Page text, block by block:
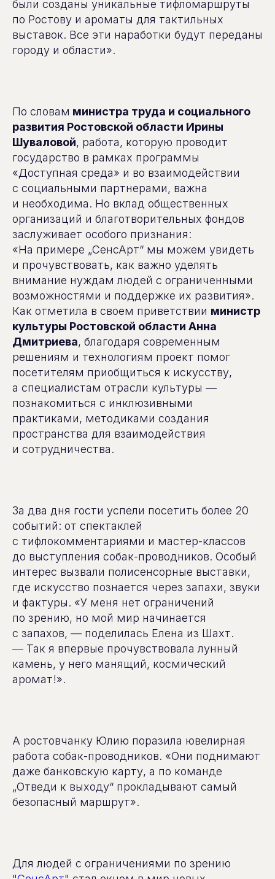
были созданы уникальные тифломаршруты
по Ростову и ароматы для тактильных
выставок. Все эти наработки будут переданы
городу и области».
По словам министра труда и социального
развития Ростовской области Ирины
Шуваловой, работа, которую проводит
государство в рамках программы
«Доступная среда» и во взаимодействии
с социальными партнерами, важна
и необходима. Но вклад общественных
организаций и благотворительных фондов
заслуживает особого признания:
«На примере „СенсАрт“ мы можем увидеть
и прочувствовать, как важно уделять
внимание нуждам людей с ограниченными
возможностями и поддержке их развития».
Как отметила в своем приветствии министр
культуры Ростовской области Анна
Дмитриева, благодаря современным
решениям и технологиям проект помог
посетителям приобщиться к искусству,
а специалистам отрасли культуры —
познакомиться с инклюзивными
практиками, методиками создания
пространства для взаимодействия
и сотрудничества.
За два дня гости успели посетить более 20
событий: от спектаклей
с тифлокомментариями и мастер-классов
до выступления собак-проводников. Особый
интерес вызвали полисенсорные выставки,
где искусство познается через запахи, звуки
и фактуры. «У меня нет ограничений
по зрению, но мой мир начинается
с запахов, — поделилась Елена из Шахт.
— Так я впервые прочувствовала лунный
камень, у него манящий, космический
аромат!».
А ростовчанку Юлию поразила ювелирная
работа собак-проводников. «Они поднимают
даже банковскую карту, а по команде
„Отведи к выходу“ прокладывают самый
безопасный маршрут».
Для людей с ограничениями по зрению